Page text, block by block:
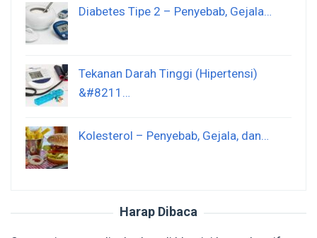
Diabetes Tipe 2 – Penyebab, Gejala…
Tekanan Darah Tinggi (Hipertensi)
&#8211…
Kolesterol – Penyebab, Gejala, dan…
Harap Dibaca